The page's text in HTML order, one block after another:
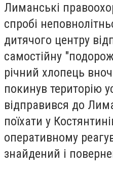
Лиманські
спробі
дитячого центру
самостійну
річний хлопець
покинув територію
відправився до
поїхати у
оперативному
знайдений і